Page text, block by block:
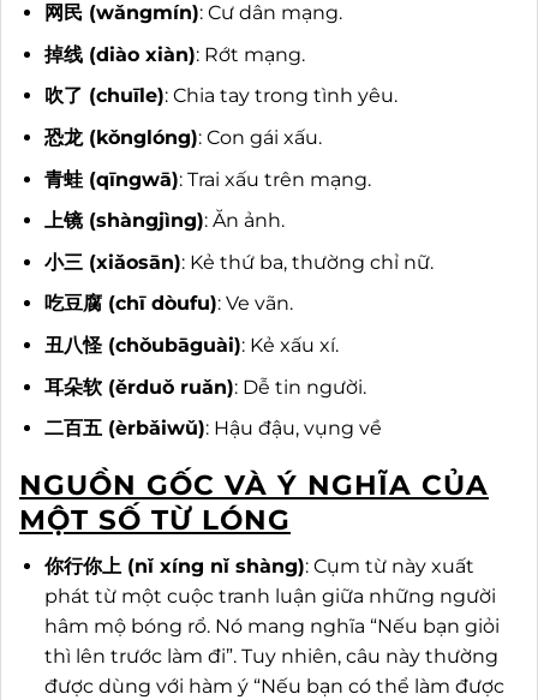
网民 (wǎngmín): Cư dân mạng.
掉线 (diào xiàn): Rớt mạng.
吹了 (chuīle): Chia tay trong tình yêu.
恐龙 (kǒnglóng): Con gái xấu.
青蛙 (qīngwā): Trai xấu trên mạng.
上镜 (shàngjìng): Ăn ảnh.
小三 (xiǎosān): Kẻ thứ ba, thường chỉ nữ.
吃豆腐 (chī dòufu): Ve vãn.
丑八怪 (chǒubāguài): Kẻ xấu xí.
耳朵软 (ěrduǒ ruǎn): Dễ tin người.
二百五 (èrbǎiwǔ): Hậu đậu, vụng về
NGUỒN GỐC VÀ Ý NGHĨA CỦA
MỘT SỐ TỪ LÓNG
你行你上 (nǐ xíng nǐ shàng): Cụm từ này xuất
phát từ một cuộc tranh luận giữa những người
hâm mộ bóng rổ. Nó mang nghĩa “Nếu bạn giỏi
thì lên trước làm đi”. Tuy nhiên, câu này thường
được dùng với hàm ý “Nếu bạn có thể làm được